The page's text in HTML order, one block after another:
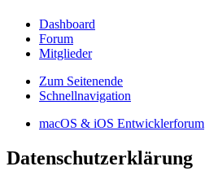
Dashboard
Forum
Mitglieder
Zum Seitenende
Schnellnavigation
macOS & iOS Entwicklerforum
Datenschutzerklärung